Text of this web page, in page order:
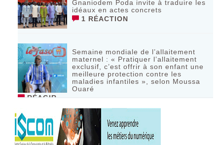
Gnaniodem Poda invite à traduire les
idéaux en actes concrets
1 RÉACTION
Semaine mondiale de l’allaitement
maternel : « Pratiquer l’allaitement
exclusif, c’est offrir à son enfant une
meilleure protection contre les
maladies infantiles », selon Moussa
Ouaré
RÉAGIR